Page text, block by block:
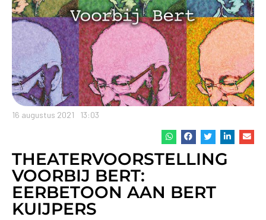
16 augustus 2021 13:03
THEATERVOORSTELLING
VOORBIJ BERT:
EERBETOON AAN BERT
KUIJPERS